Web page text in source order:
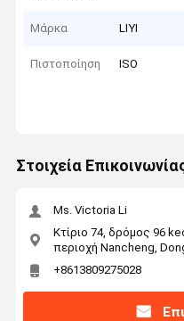
Μάρκα LIYI
Πιστοποίηση ISO
Στοιχεία
Ms. Victoria Li
Κτίριο 74, δρόμος 96
περιοχή Nancheng,
+8613809275028